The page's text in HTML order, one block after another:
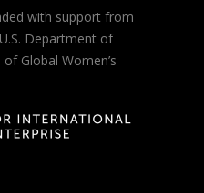
with support from
Department of
Global Women’s